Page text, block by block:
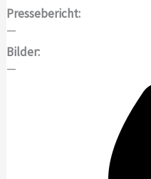
Pressebericht:
—
Bilder:
—